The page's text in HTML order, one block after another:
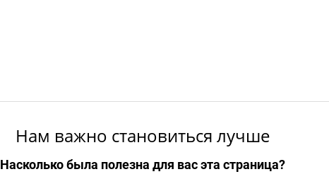
Нам важно становиться лучше
Насколько была полезна для вас эта страница?